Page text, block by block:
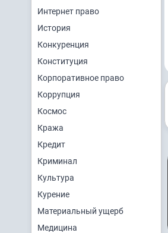
Интернет право
История
Конкуренция
Конституция
Корпоративное право
Коррупция
Космос
Кража
Кредит
Криминал
Культура
Курение
Материальный ущерб
Медицина